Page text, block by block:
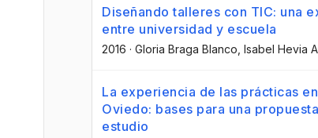
Diseñando talleres con TIC: una
entre universidad y escuela
2016 · Gloria Braga Blanco , Isabel Hevia
La experiencia de las prácticas
Oviedo: bases para una
estudio